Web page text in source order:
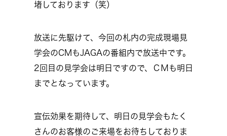
堵しております（笑）
放送に先駆けて、今回の札内の完成現場見
学会のCMもJAGAの番組内で放送中です。
2回目の見学会は明日ですので、ＣＭも明日
までとなっています。
宣伝効果を期待して、明日の見学会もたく
さんのお客様のご来場をお待ちしておりま